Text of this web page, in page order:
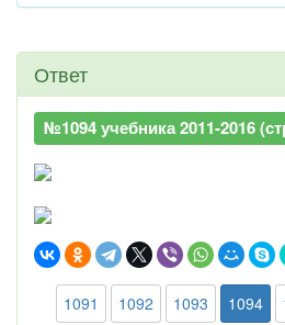
Ответ
№1094 учебника 2011-2016
1091 1092 1093 1094